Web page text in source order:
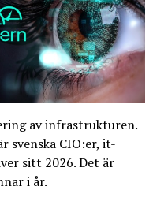
av infrastrukturen.
svenska CIO:er, it-
sitt 2026. Det är
i år.